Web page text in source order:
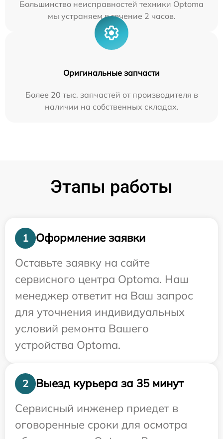
Большинство неисправностей техники Optoma
мы устраняем в течение 2 часов.
Оригинальные запчасти
Более 20 тыс. запчастей от производителя в
наличии на собственных складах.
Этапы работы
1
Оформление заявки
Оставьте заявку на сайте
сервисного центра Optoma. Наш
менеджер ответит на Ваш запрос
для уточнения индивидуальных
условий ремонта Вашего
устройства Optoma.
2
Выезд курьера за 35 минут
Сервисный инженер приедет в
оговоренные сроки для осмотра